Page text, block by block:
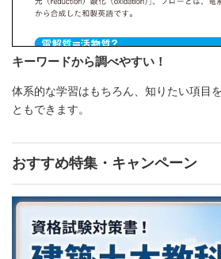
キーワードから調べやすい！
体系的な学習はもちろん、知りたい項目
ともできます。
おすすめ特集・キャンペーン